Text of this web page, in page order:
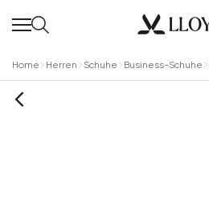
Home Herren Schuhe Business-Schuhe